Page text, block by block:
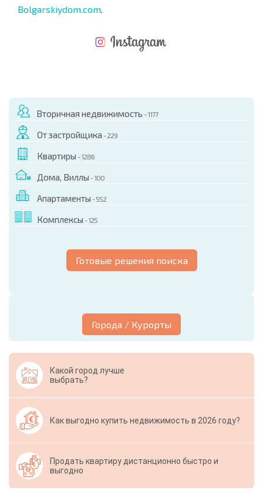
Bolgarskiydom.com.
Вторичная недвижимость - 1177
От застройщика - 229
Квартиры - 1286
Дома, Виллы - 100
Апартаменты - 552
Комплексы - 125
Готовые решения поиска
Города / Курорты
Какой город лучше
выбрать?
Как выгодно купить недвижимость в 2026 году?
Продать квартиру дистанционно быстро и
выгодно